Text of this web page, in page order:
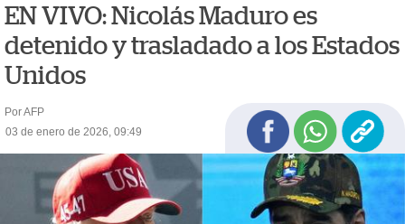
EN VIVO: Nicolás Maduro es
detenido y trasladado a los Estados
Unidos
Por AFP
03 de enero de 2026, 09:49